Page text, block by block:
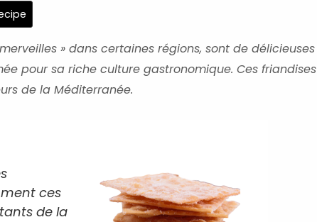
» dans certaines régions, sont de délicieuses
pour sa riche culture gastronomique. Ces friandises
de la Méditerranée.
ces
de la
hours